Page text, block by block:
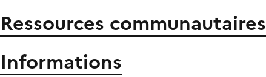
Ressources communautaires
Informations